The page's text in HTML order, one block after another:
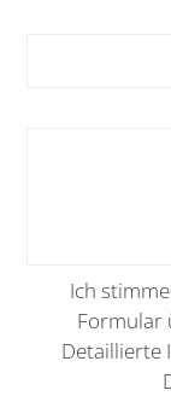
Ich
Formular
Detaillierte